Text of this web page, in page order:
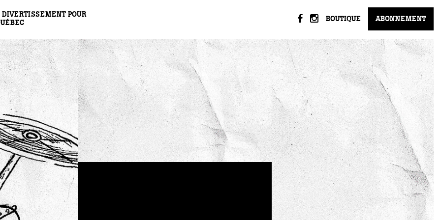
POUR
BOUTIQUE ABONNEMENT